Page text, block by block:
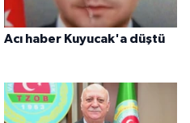
Acı haber Kuyucak'a düştü